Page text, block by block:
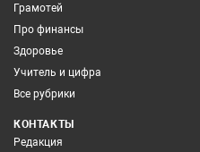
Грамотей
Про финансы
Здоровье
Учитель и цифра
Все рубрики
КОНТАКТЫ
Редакция